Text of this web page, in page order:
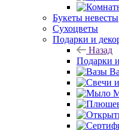
Букеты невесты
Сухоцветы
Подарки и
Назад
Подарки